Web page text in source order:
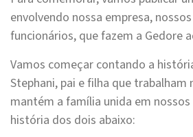
envolvendo nossa empresa,
funcionários, que fazem a Gedore
Vamos começar contando a
Stephani, pai e filha que trabalham
mantém a família unida em
história dos dois abaixo: